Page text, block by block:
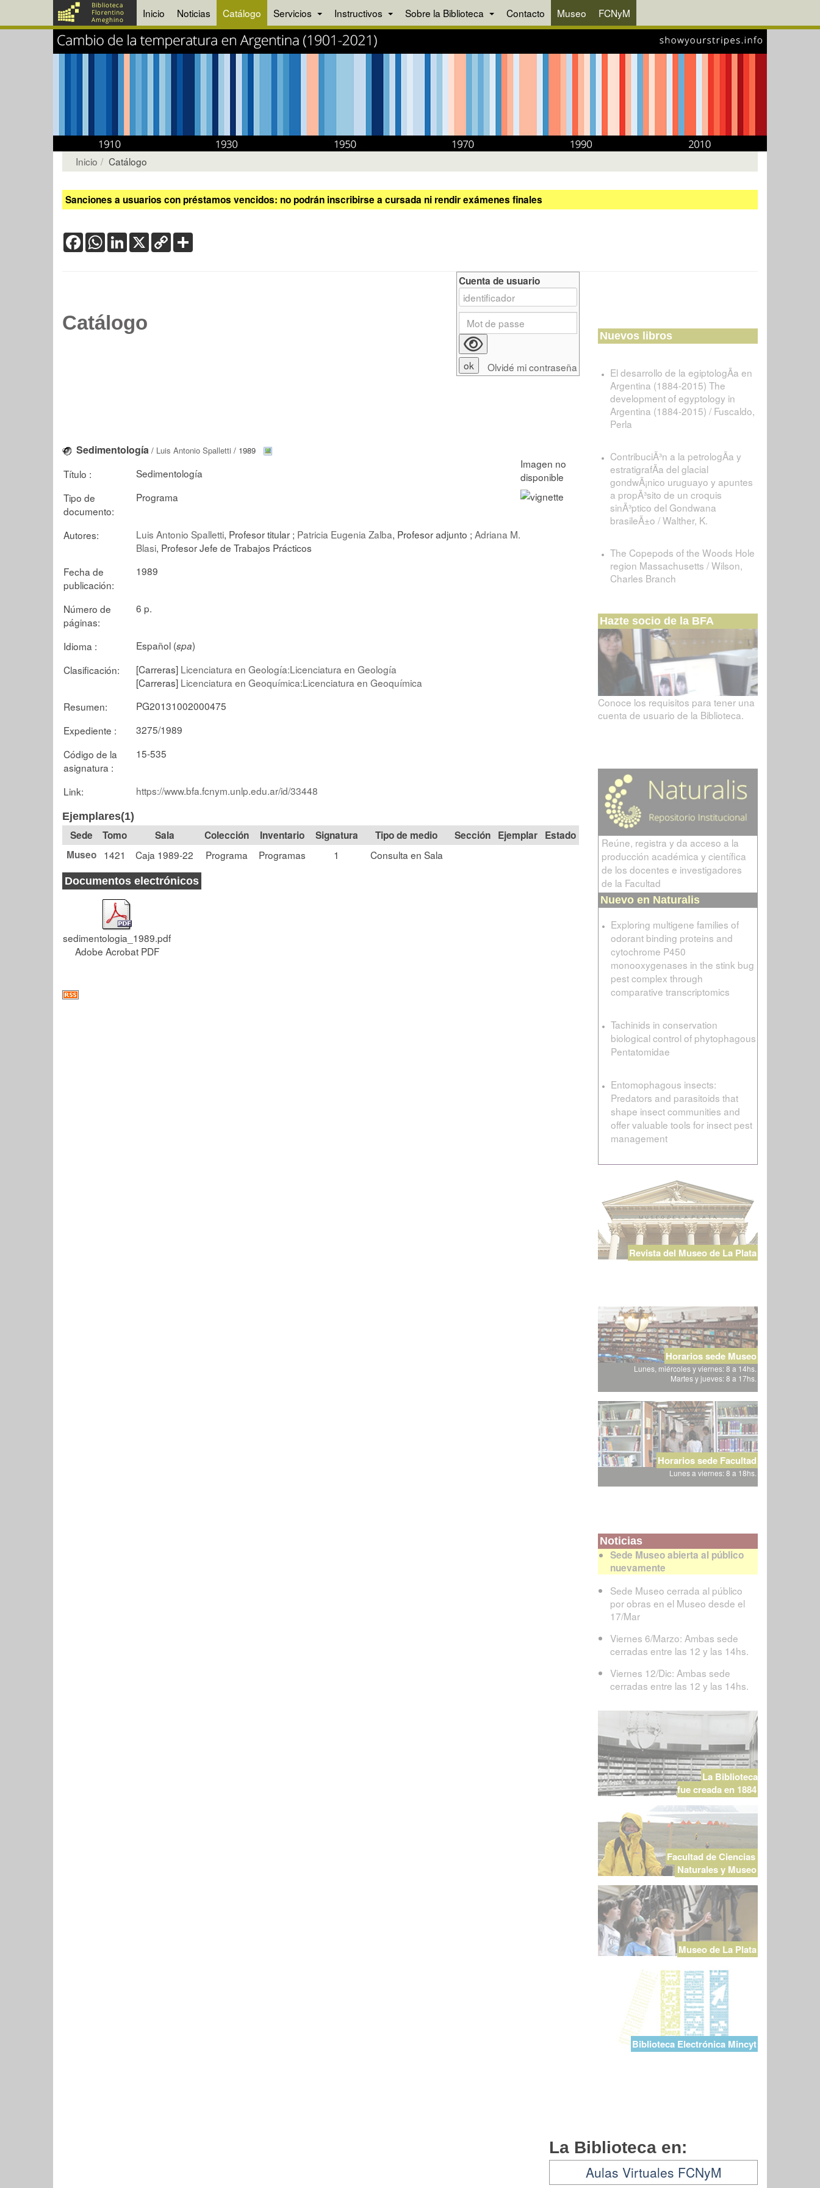
Inicio Noticias Catálogo Servicios Instructivos Sobre la Biblioteca Contacto Museo FCNyM
Inicio Catálogo
Sanciones a usuarios con préstamos vencidos: no podrán inscribirse a cursada ni rendir exámenes finales
FacebookWhatsApp
LinkedIn
X Copy
Link
Catálogo
Sedimentología / Luis Antonio Spalletti / 1989
Título :
Sedimentología
Tipo de
documento:
Programa
Autores: Luis Antonio Spalletti, Profesor titular ; Patricia Eugenia Zalba, Profesor adjunto ; Adriana M.
Blasi, Profesor Jefe de Trabajos Prácticos
Fecha de
publicación:
1989
Número de
páginas:
6 p.
Idioma : Español (spa)
Clasificación:
[Carreras] Licenciatura en Geología:Licenciatura en Geología
[Carreras] Licenciatura en Geoquímica:Licenciatura en Geoquímica
Resumen:
PG20131002000475
Expediente :
3275/1989
Código de la
asignatura :
15-535
Link: https://www.bfa.fcnym.unlp.edu.ar/id/33448
Ejemplares(1)
Tomo Sala Colección Signatura Tipo de medio Sección
Estado
Museo
1421 Caja 1989-22 Programa Programas 1 Consulta en Sala
Documentos electrónicos
sedimentologia_1989.pdf
Adobe Acrobat PDF
Cuenta de usuario
Olvidé mi contraseña
Nuevos libros
El desarrollo de la egiptologÃ­a en
Argentina (1884-2015) The
development of egyptology in
Argentina (1884-2015) / Fuscaldo,
Perla
ContribuciÃ³n a la petrologÃ­a y
estratigrafÃ­a del glacial
gondwÃ¡nico uruguayo y apuntes
a propÃ³sito de un croquis
sinÃ³ptico del Gondwana
brasileÃ±o / Walther, K.
The Copepods of the Woods Hole
region Massachusetts / Wilson,
Charles Branch
Hazte socio de la BFA
Conoce los requisitos para tener una
cuenta de usuario de la Biblioteca.
Reúne, registra y da acceso a la
producción académica y científica
de los docentes e investigadores
de la Facultad
Nuevo en Naturalis
Exploring multigene families of
odorant binding proteins and
cytochrome P450
monooxygenases in the stink bug
pest complex through
comparative transcriptomics
Tachinids in conservation
biological control of phytophagous
Pentatomidae
Entomophagous insects:
Predators and parasitoids that
shape insect communities and
offer valuable tools for insect pest
management
Revista del Museo de La Plata
Horarios sede Museo
Lunes, miércoles y viernes: 8 a 14hs.
Martes y jueves: 8 a 17hs.
Horarios sede Facultad
Lunes a viernes: 8 a 18hs.
Noticias
Sede Museo abierta al público
nuevamente
Sede Museo cerrada al público
por obras en el Museo desde el
17/Mar
Viernes 6/Marzo: Ambas sede
cerradas entre las 12 y las 14hs.
Viernes 12/Dic: Ambas sede
cerradas entre las 12 y las 14hs.
La Biblioteca
fue creada en 1884
Facultad de Ciencias
Naturales y Museo
Museo de La Plata
Biblioteca Electrónica Mincyt
La Biblioteca en:
Aulas Virtuales FCNyM